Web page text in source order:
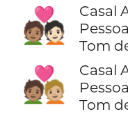
🧑🏽‍❤️‍🧑🏻
Casal
Tom
🧑🏽‍❤️‍🧑🏼
Casal
Tom